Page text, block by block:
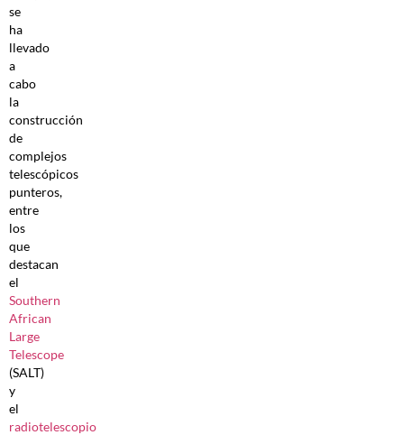
se
ha
llevado
a
cabo
la
construcción
de
complejos
telescópicos
punteros,
entre
los
que
destacan
el
Southern
African
Large
Telescope
(SALT)
y
el
radiotelescopio